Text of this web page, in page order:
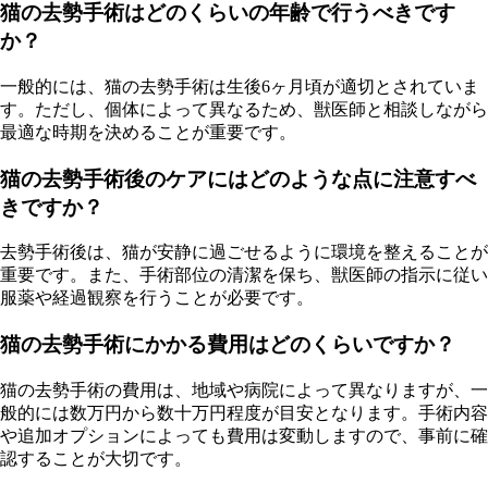
猫の去勢手術はどのくらいの年齢で行うべきです
か？
一般的には、猫の去勢手術は生後6ヶ月頃が適切とされていま
す。ただし、個体によって異なるため、獣医師と相談しながら
最適な時期を決めることが重要です。
猫の去勢手術後のケアにはどのような点に注意すべ
きですか？
去勢手術後は、猫が安静に過ごせるように環境を整えることが
重要です。また、手術部位の清潔を保ち、獣医師の指示に従い
服薬や経過観察を行うことが必要です。
猫の去勢手術にかかる費用はどのくらいですか？
猫の去勢手術の費用は、地域や病院によって異なりますが、一
般的には数万円から数十万円程度が目安となります。手術内容
や追加オプションによっても費用は変動しますので、事前に確
認することが大切です。